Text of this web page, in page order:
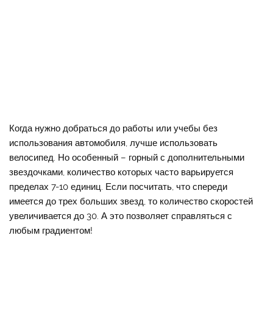
Когда нужно добраться до работы или учебы без
использования автомобиля, лучше использовать
велосипед. Но особенный – горный с дополнительными
звездочками, количество которых часто варьируется
пределах 7-10 единиц. Если посчитать, что спереди
имеется до трех больших звезд, то количество скоростей
увеличивается до 30. А это позволяет справляться с
любым градиентом!